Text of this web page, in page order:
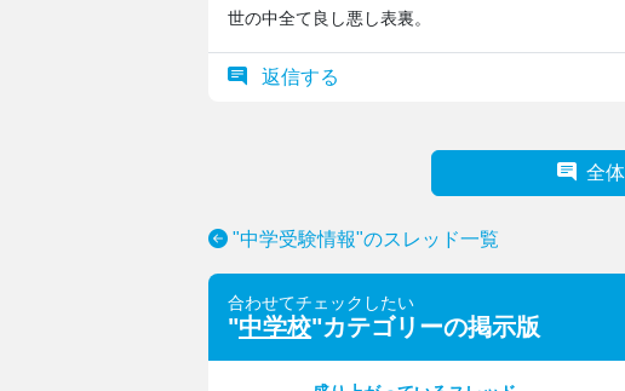
世の中全て良し悪し表裏。
返信する
全
"中学受験情報"のスレッド一覧
合わせてチェックしたい
"中学校"カテゴリーの掲示版